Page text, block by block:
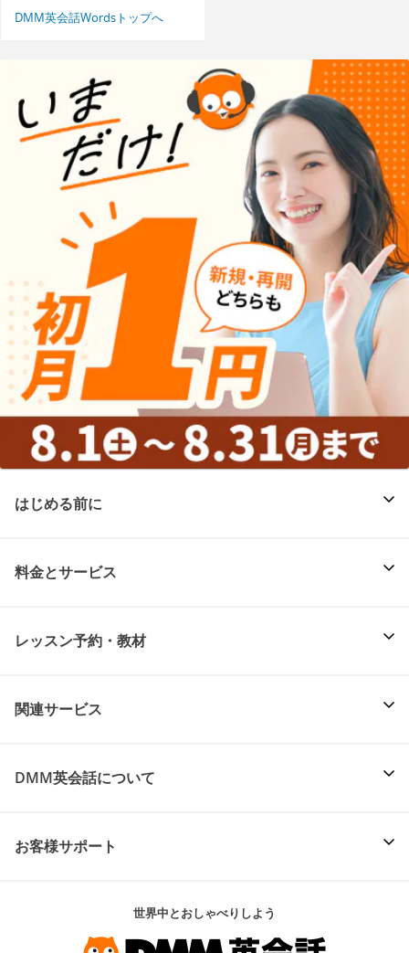
DMM英会話Wordsトップへ
はじめる前に
料金とサービス
レッスン予約・教材
関連サービス
DMM英会話について
お客様サポート
世界中とおしゃべりしよう